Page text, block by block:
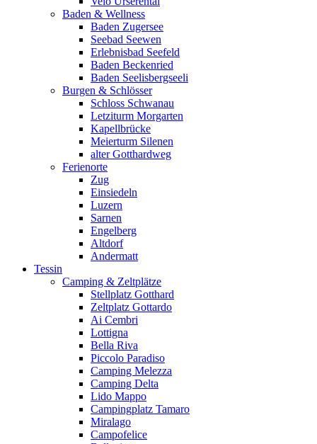
Baden & Wellness
Baden Zugersee
Seebad Seewen
Erlebnisbad Seefeld
Baden Beckenried
Baden Seelisbergseeli
Burgen & Schlösser
Schloss Schwanau
Letziturm Morgarten
Kapellbrücke
Meierturm Silenen
alter Gotthardweg
Ferienorte
Zug
Einsiedeln
Luzern
Sarnen
Engelberg
Altdorf
Andermatt
Tessin
Camping & Zeltplätze
Stellplatz Gotthard
Zeltplatz Gottardo
Ai Cembri
Lottigna
Bella Riva
Piccolo Paradiso
Camping Melezza
Camping Delta
Lido Mappo
Campingplatz Tamaro
Miralago
Campofelice